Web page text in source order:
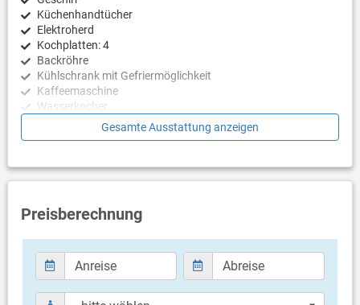
Küchenhandtücher
Elektroherd
Kochplatten: 4
Backröhre
Kühlschrank mit Gefriermöglichkeit
Kaffeemaschine
Wasserkocher
Schlafzimmer
Schlafzimmer mit Doppelbett, Fliesen
Schlafzimmer mit Doppelbett, Fliesen
Schlafzimmer mit Doppelbett, Fliesen
Schlafzimmer mit 2 Einzelbetten, Fliesen
Schlafzimmer mit 2 Einzelbetten, Fliesen
Schlafzimmer mit 2 Einzelbetten, Fliesen
Gesamte Ausstattung anzeigen
Preisberechnung